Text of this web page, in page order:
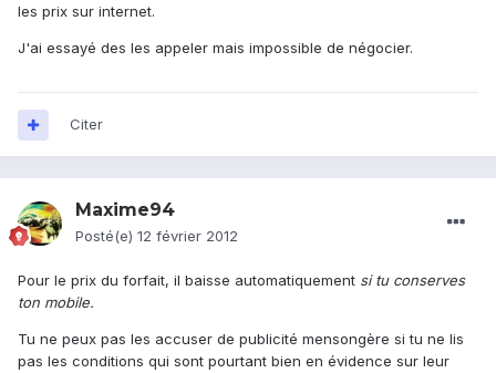
les prix sur internet.
J'ai essayé des les appeler mais impossible de négocier.
Citer
Maxime94
Posté(e) 12 février 2012
Pour le prix du forfait, il baisse automatiquement si tu conserves
ton mobile.
Tu ne peux pas les accuser de publicité mensongère si tu ne lis
pas les conditions qui sont pourtant bien en évidence sur leur